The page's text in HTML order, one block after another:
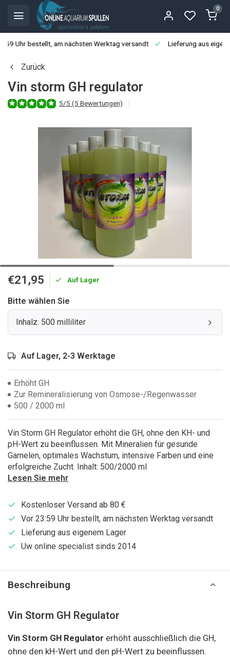
0
Uhr bestellt, am nächsten Werktag versandt Lieferung aus
Zurück
Vin storm GH regulator
5/5 (5 Bewertungen)
€21,95 Auf Lager
Bitte wählen Sie
Inhalz: 500 milliliter
Auf Lager, 2-3 Werktage
Erhöht GH
Zur Remineralisierung von Osmose-/Regenwasser
500 / 2000 ml
Vin Storm GH Regulator erhöht die GH, ohne den KH- und
pH-Wert zu beeinflussen. Mit Mineralien für gesunde
Garnelen, optimales Wachstum, intensive Farben und eine
erfolgreiche Zucht. Inhalt: 500/2000 ml
Lesen Sie mehr
Kostenloser Versand ab 80 €
Vor 23:59 Uhr bestellt, am nächsten Werktag versandt
Lieferung aus eigenem Lager
Uw online specialist sinds 2014
Beschreibung
Vin Storm GH Regulator
Vin Storm GH Regulator erhöht ausschließlich die GH,
ohne den kH-Wert und den pH-Wert zu beeinflussen.